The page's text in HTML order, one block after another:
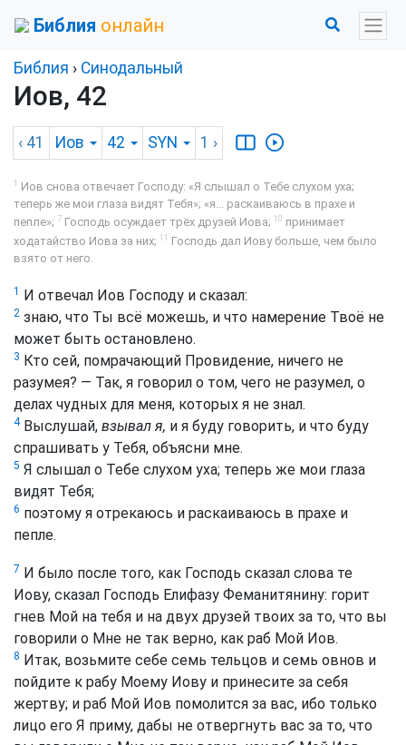
Библия онлайн
Библия › Синодальный
Иов, 42
‹ 41 Иов 42 SYN 1 ›
1 Иов снова отвечает Господу: «Я слышал о Тебе слухом уха;
теперь же мои глаза видят Тебя»; «я... раскаиваюсь в прахе и
пепле»; 7 Господь осуждает трёх друзей Иова; 10 принимает
ходатайство Иова за них; 11 Господь дал Иову больше, чем было
взято от него.
1 И отвечал Иов Господу и сказал:
2 знаю, что Ты всё можешь, и что намерение Твоё не
может быть остановлено.
3 Кто сей, помрачающий Провидение, ничего не
разумея? — Так, я говорил о том, чего не разумел, о
делах чудных для меня, которых я не знал.
4Выслушай, взывал я, и я буду говорить, и что буду
спрашивать у Тебя, объясни мне.
5 Я слышал о Тебе слухом уха; теперь же мои глаза
видят Тебя;
6 поэтому я отрекаюсь и раскаиваюсь в прахе и
пепле.
7 И было после того, как Господь сказал слова те
Иову, сказал Господь Елифазу Феманитянину: горит
гнев Мой на тебя и на двух друзей твоих за то, что вы
говорили о Мне не так верно, как раб Мой Иов.
8 Итак, возьмите себе семь тельцов и семь овнов и
пойдите к рабу Моему Иову и принесите за себя
жертву; и раб Мой Иов помолится за вас, ибо только
лицо его Я приму, дабы не отвергнуть вас за то, что